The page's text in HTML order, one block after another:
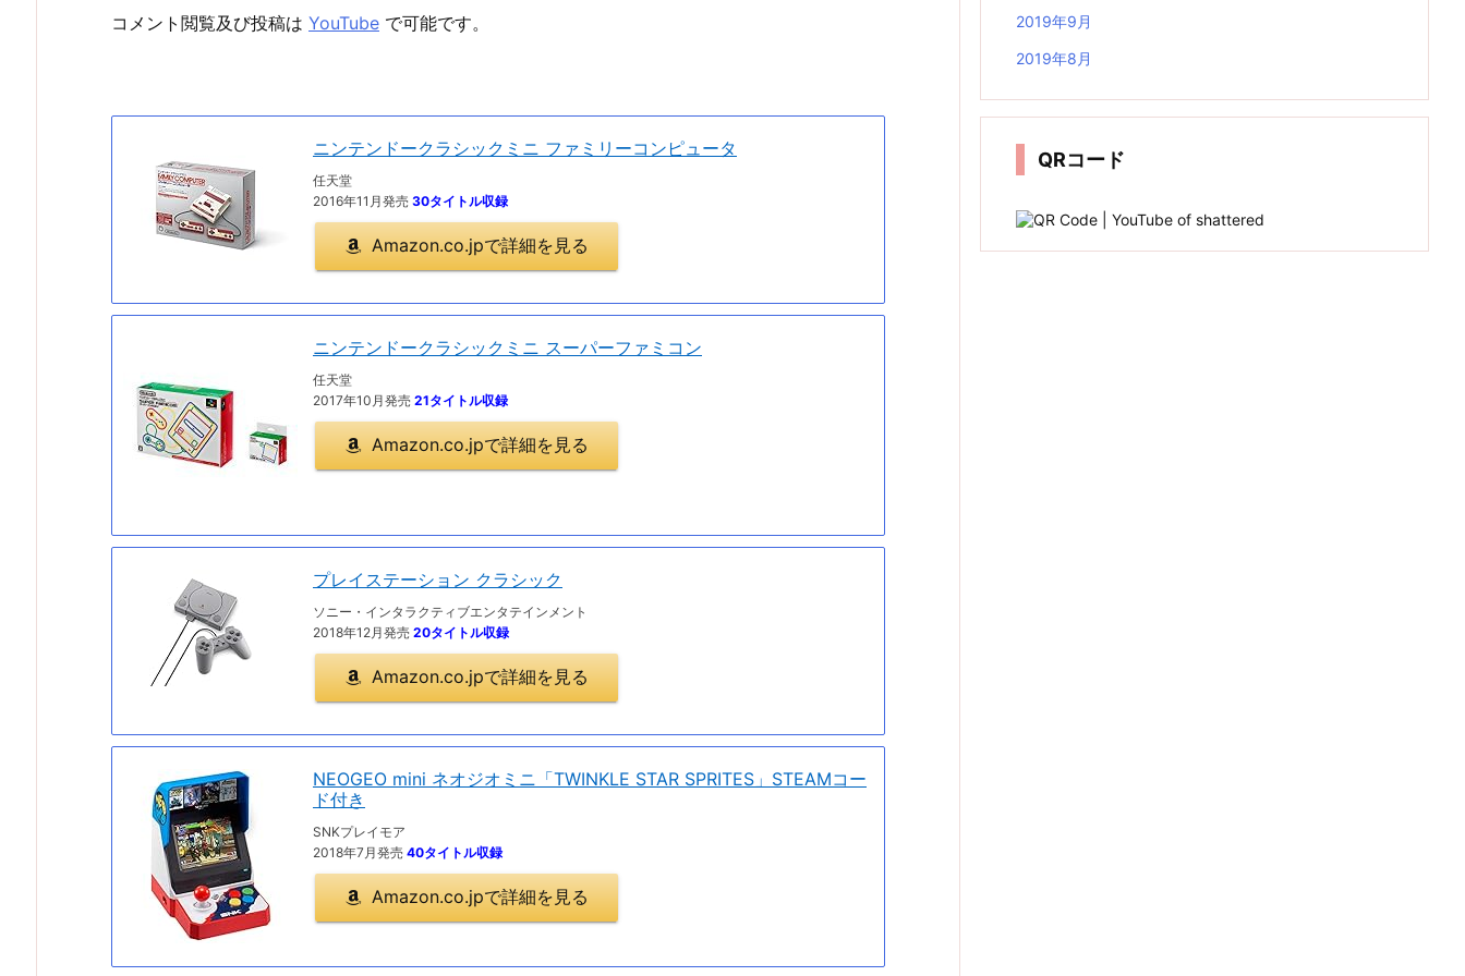
コメント閲覧及び投稿は YouTube で可能です。
ニンテンドークラシックミニ ファミリーコンピュータ
任天堂
2016年11月発売 30タイトル収録
Amazon.co.jpで詳細を見る
ニンテンドークラシックミニ スーパーファミコン
任天堂
2017年10月発売 21タイトル収録
Amazon.co.jpで詳細を見る
プレイステーション クラシック
ソニー・インタラクティブエンタテインメント
2018年12月発売 20タイトル収録
Amazon.co.jpで詳細を見る
NEOGEO mini ネオジオミニ「TWINKLE STAR SPRITES」STEAMコー
ド付き
SNKプレイモア
2018年7月発売 40タイトル収録
Amazon.co.jpで詳細を見る
2019年9月
2019年8月
QRコード